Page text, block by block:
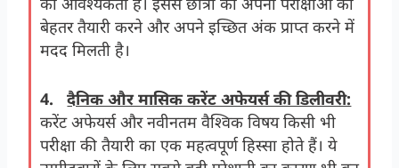
बेहतर तैयारी करने और अपने इच्छित अंक प्राप्त करने में
मदद मिलती है।
4.दैनिक और मासिक करेंट अफेयर्स की डिलीवरी:
करेंट अफेयर्स और नवीनतम वैश्विक विषय किसी भी
परीक्षा की तैयारी का एक महत्वपूर्ण हिस्सा होते हैं। ये